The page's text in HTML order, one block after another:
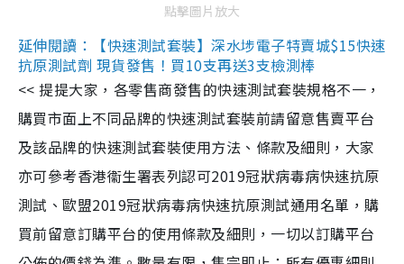
點擊圖片放大
延伸閱讀：【快速測試套裝】深水埗電子特賣城$15快速
抗原測試劑 現貨發售！買10支再送3支檢測棒
<< 提提大家，各零售商發售的快速測試套裝規格不一，
購買市面上不同品牌的快速測試套裝前請留意售賣平台
及該品牌的快速測試套裝使用方法、條款及細則，大家
亦可參考香港衞生署表列認可2019冠狀病毒病快速抗原
測試、歐盟2019冠狀病毒病快速抗原測試通用名單，購
買前留意訂購平台的使用條款及細則，一切以訂購平台